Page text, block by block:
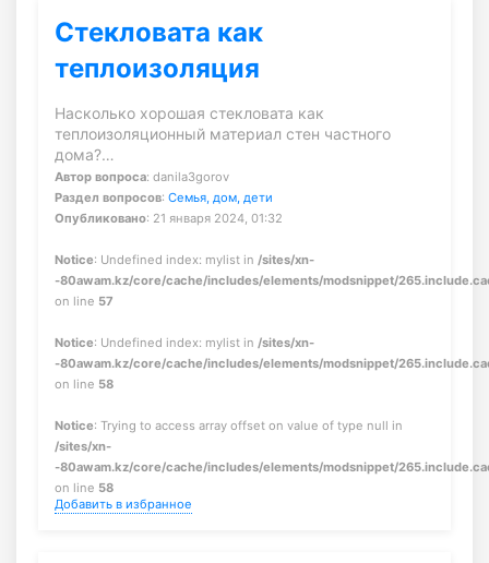
Стекловата как
теплоизоляция
Насколько хорошая стекловата как
теплоизоляционный материал стен частного
дома?…
Автор вопроса: danila3gorov
Раздел вопросов: Семья, дом, дети
Опубликовано: 21 января 2024, 01:32
Notice: Undefined index: mylist in /sites/xn-
-80awam.kz/core/cache/includes/elements/modsnippet/
on line 57
Notice: Undefined index: mylist in /sites/xn-
-80awam.kz/core/cache/includes/elements/modsnippet/
on line 58
Notice: Trying to access array offset on value of type null in
/sites/xn-
-80awam.kz/core/cache/includes/elements/modsnippet/
on line 58
Добавить в избранное